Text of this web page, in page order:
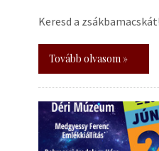
Keresd a zsákbamacskát!
Tovább olvasom »